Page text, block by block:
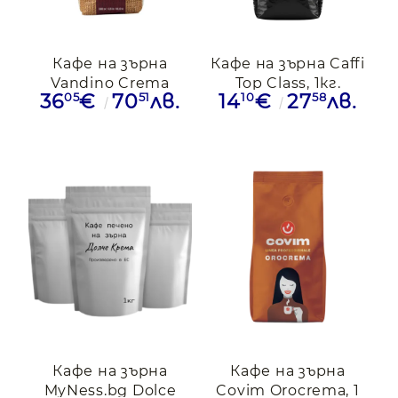
Кафе на зърна
Vandino Crema
Professional, 3кг.
3605€ 7051лв.
Кафе на зърна Caffi
Top Class, 1кг.
1410€ 2758лв.
Кафе на зърна
MyNess.bg Dolce
Кафе на зърна
Covim Orocrema, 1